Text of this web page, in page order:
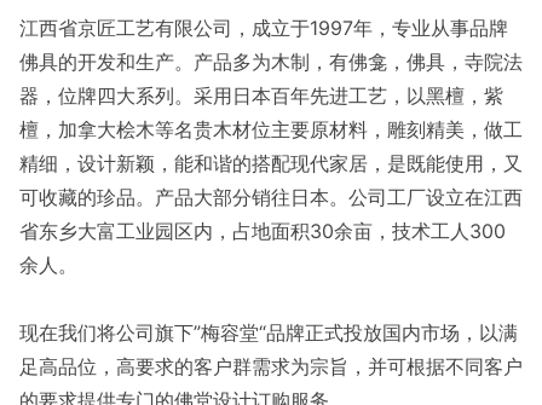
江西省京匠工艺有限公司，成立于1997年，专业从事品牌
佛具的开发和生产。产品多为木制，有佛龛，佛具，寺院法
器，位牌四大系列。采用日本百年先进工艺，以黑檀，紫
檀，加拿大桧木等名贵木材位主要原材料，雕刻精美，做工
精细，设计新颖，能和谐的搭配现代家居，是既能使用，又
可收藏的珍品。产品大部分销往日本。公司工厂设立在江西
省东乡大富工业园区内，占地面积30余亩，技术工人300
余人。
现在我们将公司旗下”梅容堂“品牌正式投放国内市场，以满
足高品位，高要求的客户群需求为宗旨，并可根据不同客户